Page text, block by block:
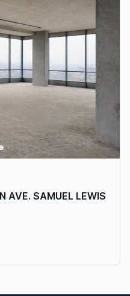
AVE. SAMUEL LEWIS
EN AVE. SAMUEL LEWIS